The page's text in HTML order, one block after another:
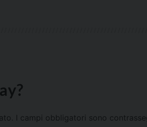
I campi obbligatori sono